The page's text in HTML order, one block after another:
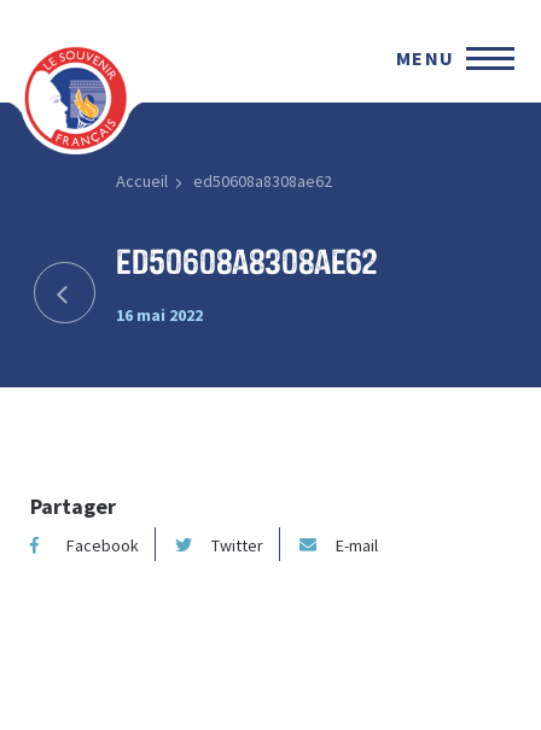
MENU
Accueil ed50608a8308ae62
ed50608a8308ae62
16 mai 2022
Partager
Facebook Twitter E-mail